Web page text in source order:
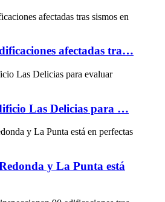
afectadas tra…
Las Delicias para …
y La Punta está